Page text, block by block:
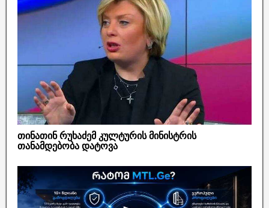
თინათინ რუხაძემ კულტურის მინისტრის
თანამდებობა დატოვა